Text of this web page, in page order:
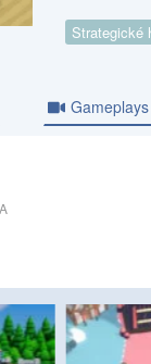
Strategické
Gameplays